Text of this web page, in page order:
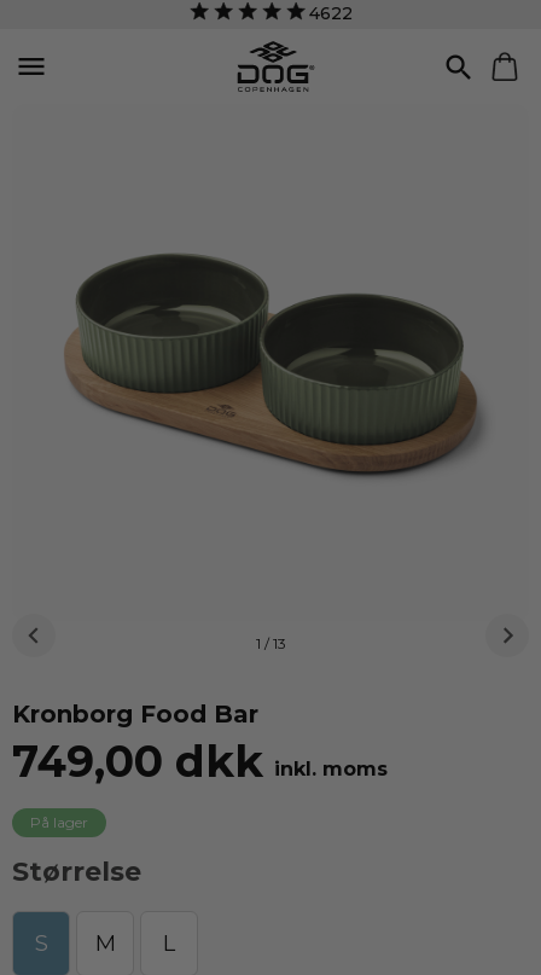
4622
 
1 / 13
Kronborg Food Bar
749,00 dkk inkl. moms
På lager
Størrelse
S M L